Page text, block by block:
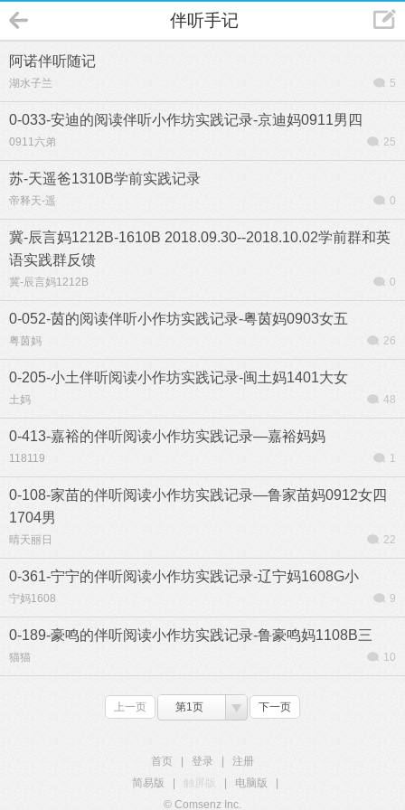
伴听手记
阿诺伴听随记
湖水子兰 5
0-033-安迪的阅读伴听小作坊实践记录-京迪妈0911男四
0911六弟 25
苏-天遥爸1310B学前实践记录
帝释天-遥 0
冀-辰言妈1212B-1610B 2018.09.30--2018.10.02学前群和英
语实践群反馈
冀-辰言妈1212B 0
0-052-茵的阅读伴听小作坊实践记录-粤茵妈0903女五
粤茵妈 26
0-205-小土伴听阅读小作坊实践记录-闽土妈1401大女
土妈 48
0-413-嘉裕的伴听阅读小作坊实践记录—嘉裕妈妈
118119 1
0-108-家苗的伴听阅读小作坊实践记录—鲁家苗妈0912女四
1704男
晴天丽日 22
0-361-宁宁的伴听阅读小作坊实践记录-辽宁妈1608G小
宁妈1608 9
0-189-豪鸣的伴听阅读小作坊实践记录-鲁豪鸣妈1108B三
猫猫 10
上一页 第1页 下一页
首页 登录
注册
简易版
触屏版 电脑版
© Comsenz Inc.